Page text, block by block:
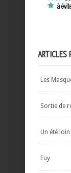
ARTICLES
Les
Sortie de
Un été
Euy